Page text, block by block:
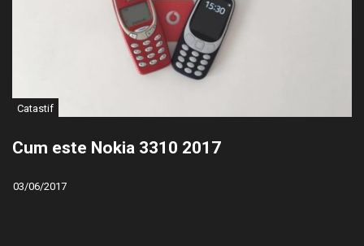
Catastif
Cum este Nokia 3310 2017
03/06/2017